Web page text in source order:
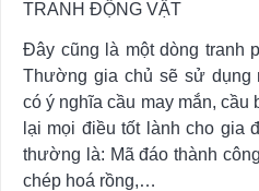
TRANH ĐỘNG VẬT
Đây cũng là một dòng tranh
Thường gia chủ sẽ sử dụng
có ý nghĩa cầu may mắn, cầu
lại mọi điều tốt lành cho gia
thường là: Mã đáo thành
chép hoá rồng,…